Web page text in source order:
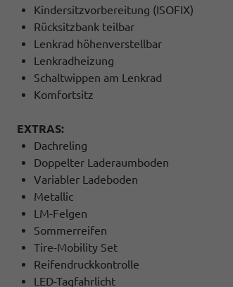
Kindersitzvorbereitung (ISOFIX)
Rücksitzbank teilbar
Lenkrad höhenverstellbar
Lenkradheizung
Schaltwippen am Lenkrad
Komfortsitz
EXTRAS:
Dachreling
Doppelter Laderaumboden
Variabler Ladeboden
Metallic
LM-Felgen
Sommerreifen
Tire-Mobility Set
Reifendruckkontrolle
LED-Tagfahrlicht